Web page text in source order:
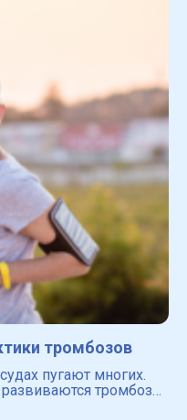
тромбозов
пугают многих.
тромбозы,